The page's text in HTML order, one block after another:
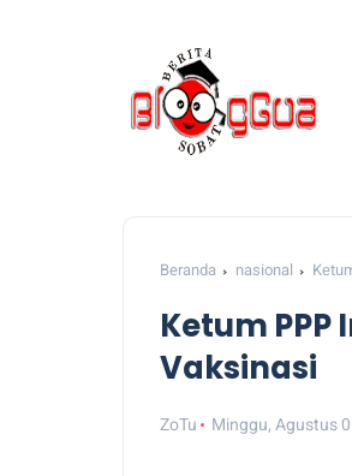
Beranda nasional
Ketum
Vaksinasi
ZoTu Minggu, Agustus